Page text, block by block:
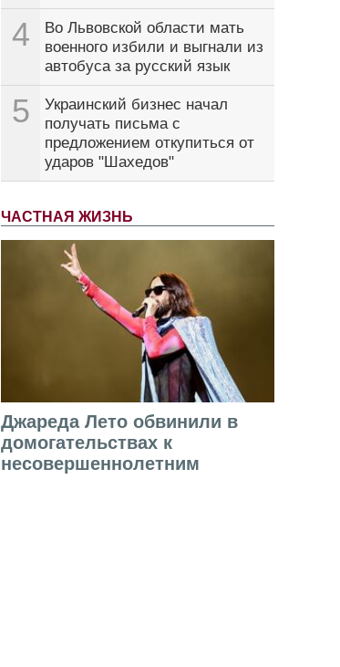
4
Во Львовской области мать
военного избили и выгнали из
автобуса за русский язык
5
Украинский бизнес начал
получать письма с
предложением откупиться от
ударов "Шахедов"
ЧАСТНАЯ ЖИЗНЬ
Джареда Лето обвинили в
домогательствах к
несовершеннолетним